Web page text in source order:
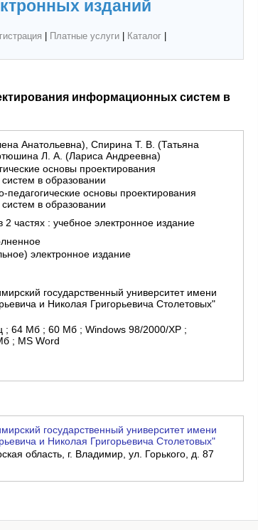
изданий
Платные услуги| Каталог|
информационных систем в
Анатольевна), Спирина Т. В. (Татьяна
Л. А. (Лариса Андреевна)
основы проектирования
в образовании
педагогические основы проектирования
в образовании
2 частях : учебное электронное издание
электронное издание
государственный университет имени
и Николая Григорьевича Столетовых"
; 64 Мб ; 60 Мб ; Windows 98/2000/XP ;
; MS Word
государственный университет имени
и Николая Григорьевича Столетовых"
область, г. Владимир, ул. Горького, д. 87